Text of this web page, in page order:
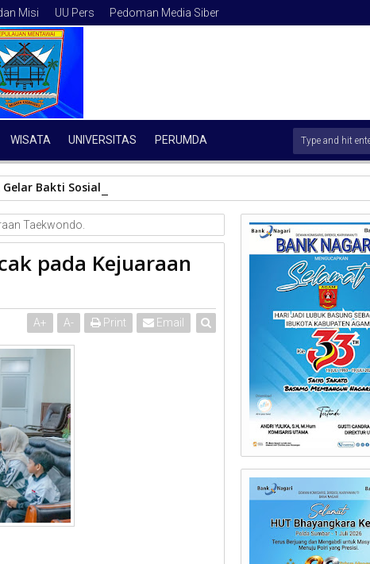
Misi UU Pers Pedoman Media Siber
WISATA UNIVERSITAS PERUMDA
Bakti Sosial serta Bersih-bersih Sungai Batang Arau.
Taekwondo.
pada Kejuaraan
A+ A- Print Email